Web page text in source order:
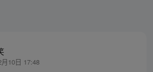
10日 17:48